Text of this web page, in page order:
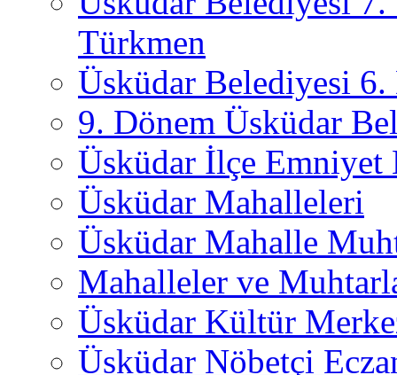
Türkmen
Üsküdar Belediyesi 6.
9. Dönem Üsküdar
Üsküdar İlçe
Üsküdar Mahalleleri
Üsküdar Mahalle
Mahalleler ve
Üsküdar Kültür
Üsküdar Nöbetçi